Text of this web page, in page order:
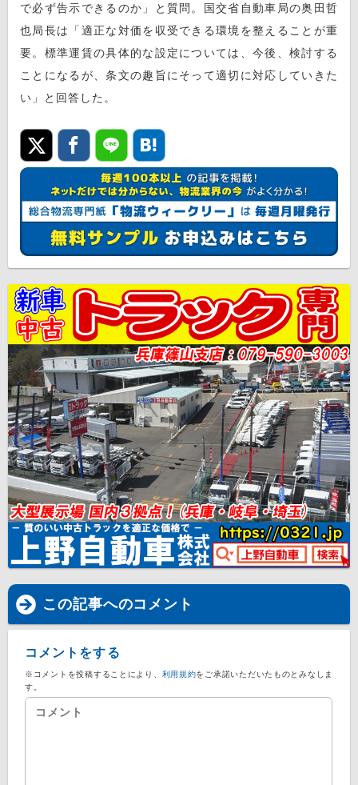
で必ず告示できるのか」と質問。国交省自動車局の奥田哲
也局長は「適正な対価を収受できる環境を整えることが重
要。標準運賃の具体的な設定については、今後、検討する
ことになるが、条文の趣旨にそって適切に対応していきた
い」と回答した。
この記事へのコメント
コメントをする
※コメントを投稿することにより、 利用規約をご承諾いただいたものとみなしま
す。